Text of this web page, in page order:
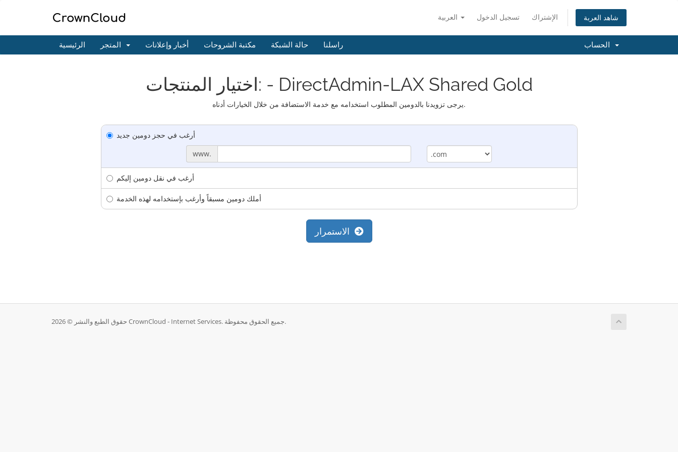
تسجيل الدخول الإشتراك شاهد العربة
الرئيسية أخبار وإعلانات مكتبة الشروحات حالة الشبكة راسلنا
اختيار المنتجات: - DirectAdmin-LAX Shared Gold
يرجى تزويدنا بالدومين المطلوب استخدامه مع خدمة الاستضافة من خلال الخيارات أدناه.
أرغب في حجز دومين جديد
www.
أرغب في نقل دومين إليكم
أملك دومين مسبقاً وأرغب بإستخدامه لهذه الخدمة
حقوق الطبع والنشر © 2026 CrownCloud - Internet Services. جميع الحقوق محفوظة.